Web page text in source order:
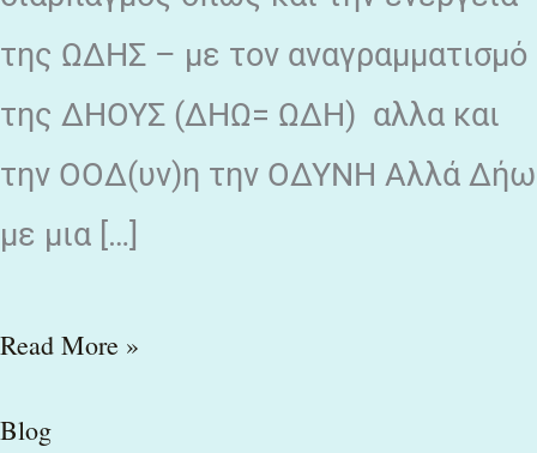
της ΩΔΗΣ – με τον αναγραμματισμό
της ΔΗΟΥΣ (ΔΗΩ= ΩΔΗ) αλλα και
την ΟΟΔ(υν)η την ΟΔΥΝΗ Αλλά Δήω
με μια […]
Read More »
Blog